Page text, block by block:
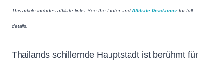
This article includes affiliate links. See the footer and Affiliate Disclaimerfor full
details.
Thailands schillernde Hauptstadt ist berühmt für